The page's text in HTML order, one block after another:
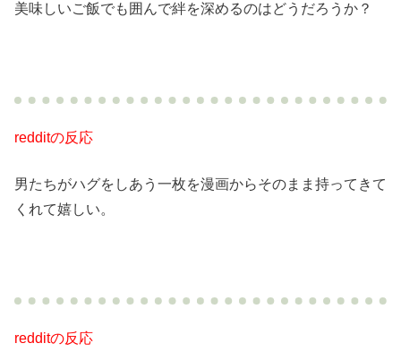
美味しいご飯でも囲んで絆を深めるのはどうだろうか？
redditの反応
男たちがハグをしあう一枚を漫画からそのまま持ってきて
くれて嬉しい。
redditの反応